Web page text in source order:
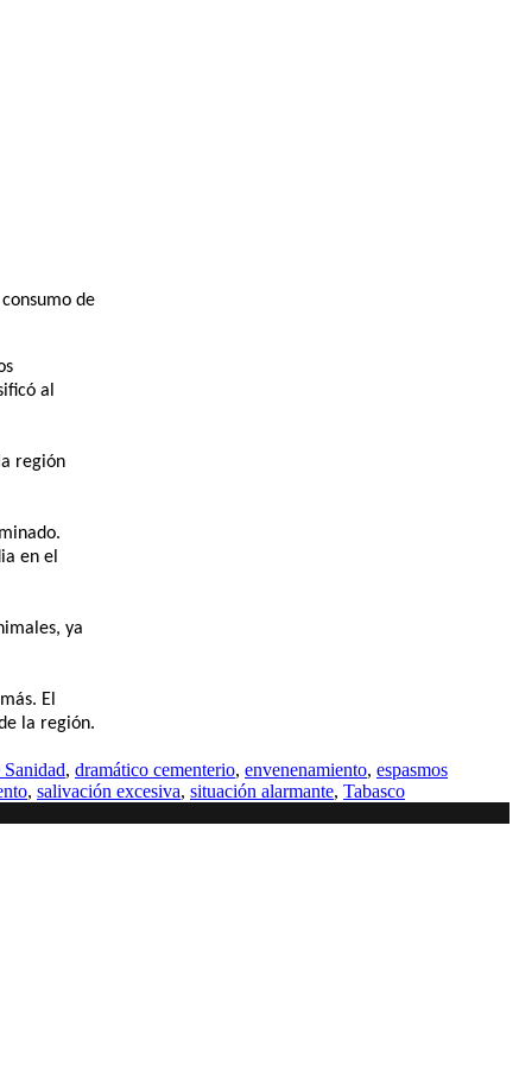
de
al
región
en el
ya
El
la región.
, dramático cementerio, envenenamiento, espasmos
, salivación excesiva, situación alarmante, Tabasco